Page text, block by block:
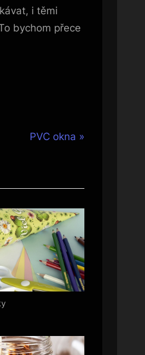
i těmi
bychom přece
N
t
o
s
t
:
PVC okna